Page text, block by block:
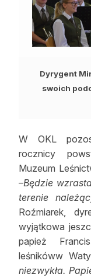
Dyrygent
swoich
W OKL
rocznicy
Muzeum
–Będzie
terenie
Roźmiarek,
wyjątkowa
papież
leśnikóww
niezwykła.